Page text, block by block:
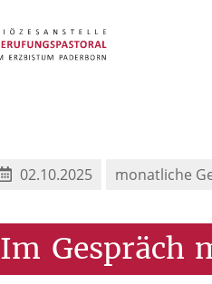
02.10.2025 monatliche
Im Gespräch